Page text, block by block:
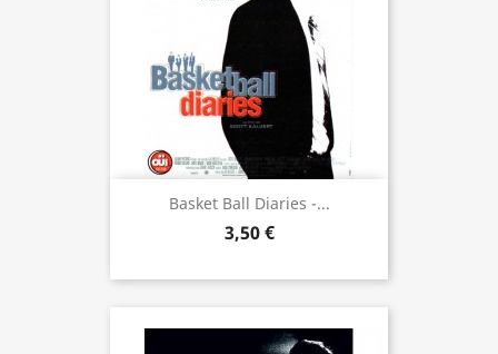
Basket Ball Diaries -...
3,50 €